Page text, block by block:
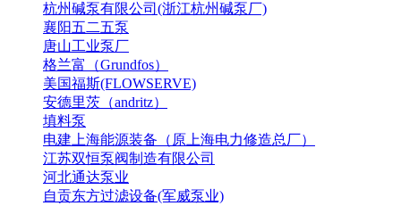
杭州碱泵有限公司(浙江杭州碱泵厂)
襄阳五二五泵
唐山工业泵厂
格兰富（Grundfos）
美国福斯(FLOWSERVE)
安德里茨（andritz）
填料泵
电建上海能源装备（原上海电力修造总厂）
江苏双恒泵阀制造有限公司
河北通达泵业
自贡东方过滤设备(军威泵业)